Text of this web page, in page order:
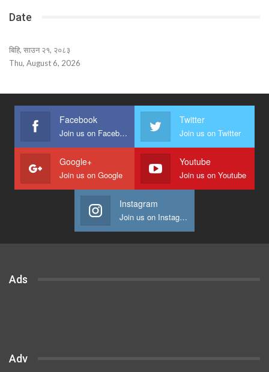
Date
बिहि, साउन २१, २०८३
Thu, August 6, 2026
Facebook
Join us on Facebook
Twitter
Join us on Twitter
Google+
Join us on Google
Youtube
Join us on Youtube
Instagram
Join us on Instagram
Ads
Adv